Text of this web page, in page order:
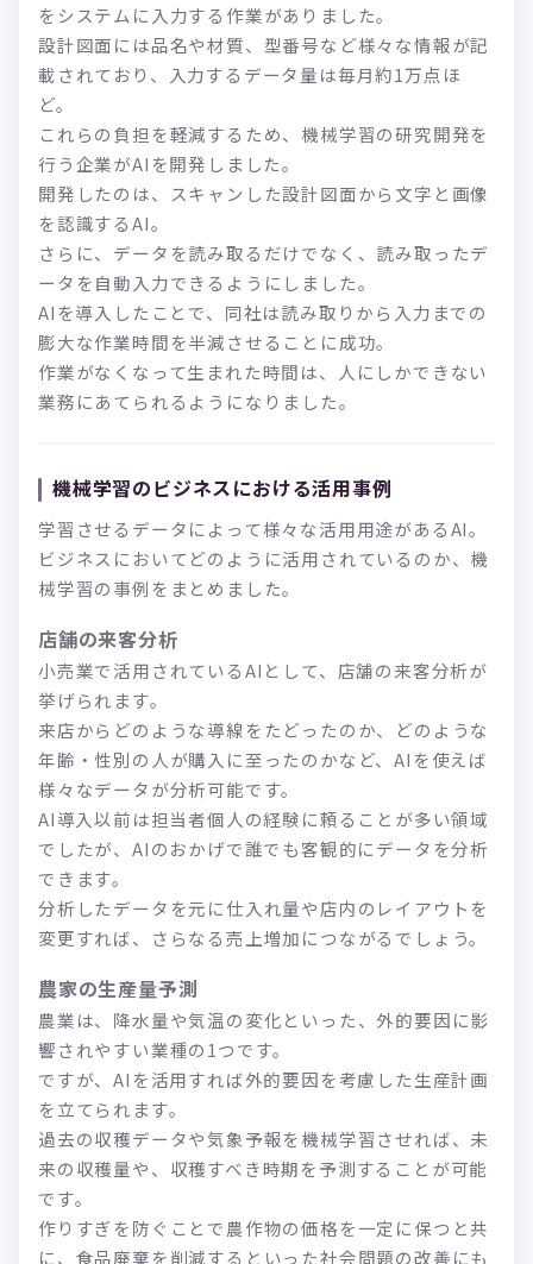
をシステムに入力する作業がありました。
設計図面には品名や材質、型番号など様々な情報が記
載されており、入力するデータ量は毎月約1万点ほ
ど。
これらの負担を軽減するため、機械学習の研究開発を
行う企業がAIを開発しました。
開発したのは、スキャンした設計図面から文字と画像
を認識するAI。
さらに、データを読み取るだけでなく、読み取ったデ
ータを自動入力できるようにしました。
AIを導入したことで、同社は読み取りから入力までの
膨大な作業時間を半減させることに成功。
作業がなくなって生まれた時間は、人にしかできない
業務にあてられるようになりました。
機械学習のビジネスにおける活用事例
学習させるデータによって様々な活用用途があるAI。
ビジネスにおいてどのように活用されているのか、機
械学習の事例をまとめました。
店舗の来客分析
小売業で活用されているAIとして、店舗の来客分析が
挙げられます。
来店からどのような導線をたどったのか、どのような
年齢・性別の人が購入に至ったのかなど、AIを使えば
様々なデータが分析可能です。
AI導入以前は担当者個人の経験に頼ることが多い領域
でしたが、AIのおかげで誰でも客観的にデータを分析
できます。
分析したデータを元に仕入れ量や店内のレイアウトを
変更すれば、さらなる売上増加につながるでしょう。
農家の生産量予測
農業は、降水量や気温の変化といった、外的要因に影
響されやすい業種の1つです。
ですが、AIを活用すれば外的要因を考慮した生産計画
を立てられます。
過去の収穫データや気象予報を機械学習させれば、未
来の収穫量や、収穫すべき時期を予測することが可能
です。
作りすぎを防ぐことで農作物の価格を一定に保つと共
に、食品廃棄を削減するといった社会問題の改善にも